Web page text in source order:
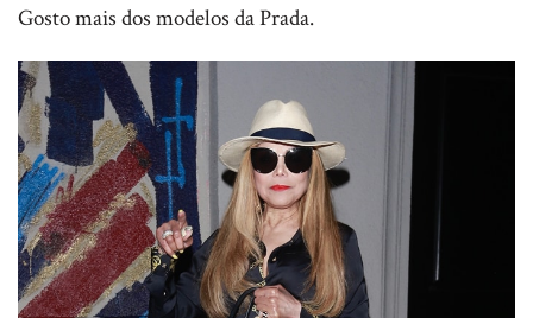
Gosto mais dos modelos da Prada.